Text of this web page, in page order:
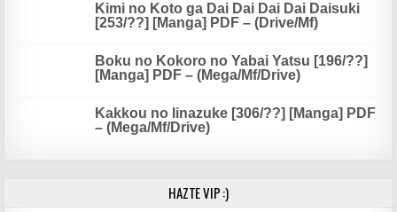
Kimi no Koto ga Dai Dai Dai Dai Daisuki
[253/??] [Manga] PDF – (Drive/Mf)
Boku no Kokoro no Yabai Yatsu [196/??]
[Manga] PDF – (Mega/Mf/Drive)
Kakkou no Iinazuke [306/??] [Manga] PDF
– (Mega/Mf/Drive)
HAZTE VIP :)